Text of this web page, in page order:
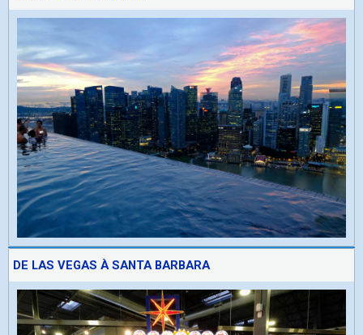
DE LAS VEGAS À SANTA BARBARA